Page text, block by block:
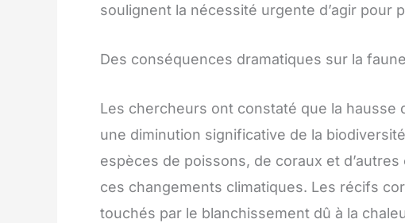
soulignent la nécessité urgente d’agir pour
Des conséquences dramatiques sur la
Les chercheurs ont constaté que la
une diminution significative de la
espèces de poissons, de coraux et
ces changements climatiques. Les récifs
touchés par le blanchissement dû à la